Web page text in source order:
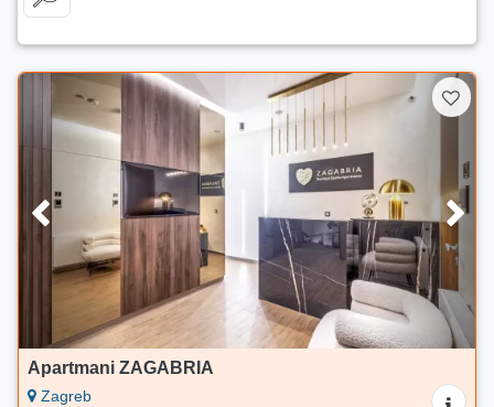
Apartmani ZAGABRIA
Zagreb